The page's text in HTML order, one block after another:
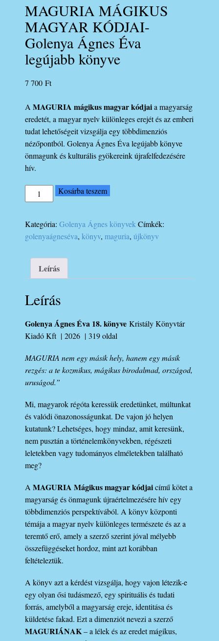
MAGURIA MÁGIKUS
MAGYAR KÓDJAI-
Golenya Ágnes Éva
legújabb könyve
7 700Ft
AMAGURIA mágikus magyar kódjaia magyarság
eredetét, a magyar nyelv különleges erejét és az emberi
tudat lehetőségeit vizsgálja egy többdimenziós
nézőpontból. Golenya Ágnes Éva legújabb könyve
önmagunk és kulturális gyökereink újrafelfedezésére
hív.
MAGURIA
MÁGIKUS
KÓDJAI-
Golenya
Ágnes
legújabb
könyve
mennyiség
Kosárba teszem
Kategória:Golenya Ágnes könyvek Címkék:
golenyaágneséva, könyv, maguria,újkönyv
Leírás
Leírás
Golenya Ágnes Éva 18. könyveKristály Könyvtár
Kiadó Kft | 2026 | 319 oldal
MAGURIA nem egy másik hely, hanem egy másik
rezgés: a te kozmikus, mágikus birodalmad, országod,
uruságod.”
Mi, magyarok régóta keressük eredetünket, múltunkat
és valódi önazonosságunkat. De vajon jó helyen
kutatunk? Lehetséges, hogy mindaz, amit keresünk,
nem pusztán a történelemkönyvekben, régészeti
leletekben vagy tudományos elméletekben található
meg?
AMAGURIA Mágikus magyar kódjaicímű kötet a
magyarság és önmagunk újraértelmezésére hív egy
többdimenziós perspektívából. A könyv központi
témája a magyar nyelv különleges természete és az a
teremtő erő, amely a szerző szerint jóval mélyebb
összefüggéseket hordoz, mint azt korábban
feltételeztük.
A könyv azt a kérdést vizsgálja, hogy vajon létezik-e
egy olyan ősi tudásmező, egy spirituális és tudati
forrás, amelyből a magyarság ereje, identitása és
küldetése fakad. Ezt a dimenziót nevezi a szerző
MAGURIÁNAK– a lélek és az eredet mágikus,